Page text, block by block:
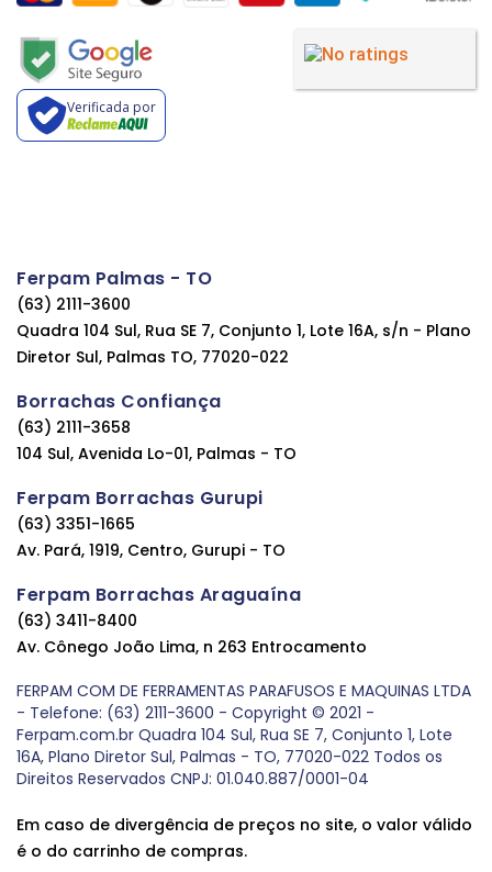
Verificada por
Ferpam Palmas - TO
(63) 2111-3600
Quadra 104 Sul, Rua SE 7, Conjunto 1, Lote 16A, s/n - Plano
Diretor Sul, Palmas TO, 77020-022
Borrachas Confiança
(63) 2111-3658
104 Sul, Avenida Lo-01, Palmas - TO
Ferpam Borrachas Gurupi
(63) 3351-1665
Av. Pará, 1919, Centro, Gurupi - TO
Ferpam Borrachas Araguaína
(63) 3411-8400
Av. Cônego João Lima, n 263 Entrocamento
FERPAM COM DE FERRAMENTAS PARAFUSOS E MAQUINAS LTDA
- Telefone: (63) 2111-3600 - Copyright © 2021 -
Ferpam.com.br Quadra 104 Sul, Rua SE 7, Conjunto 1, Lote
16A, Plano Diretor Sul, Palmas - TO, 77020-022 Todos os
Direitos Reservados CNPJ: 01.040.887/0001-04
Em caso de divergência de preços no site, o valor válido
é o do carrinho de compras.